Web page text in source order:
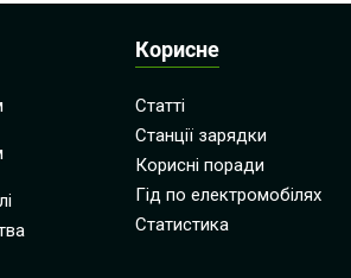
Корисне
Статті
Станції зарядки
Корисні поради
Гід по електромобілях
Статистика